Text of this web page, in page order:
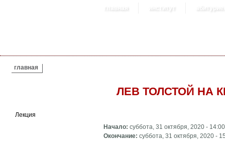
главная институт
ВЫ ЗДЕСЬ
главная
ЛЕВ ТОЛСТОЙ НА
Лекция
Начало: суббота, 31 октября, 2020 - 14:00
Окончание: суббота, 31 октября, 2020 -